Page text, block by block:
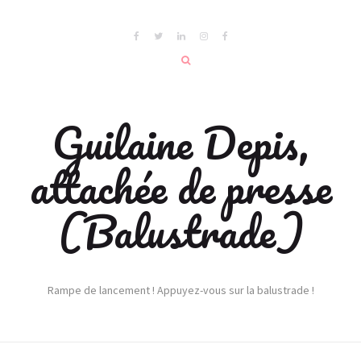
Guilaine Depis,
attachée de presse
(Balustrade)
Rampe de lancement ! Appuyez-vous sur la balustrade !